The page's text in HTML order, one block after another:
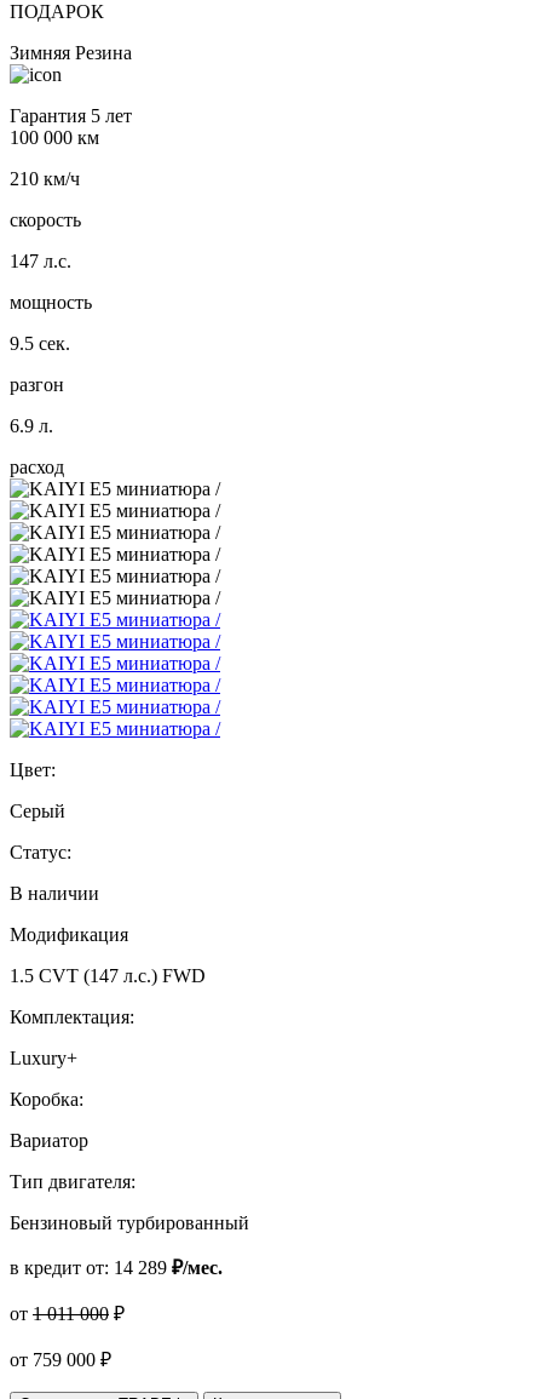
ПОДАРОК
Зимняя Резина
Гарантия 5 лет
100 000 км
210 км/ч
скорость
147 л.с.
мощность
9.5 сек.
разгон
6.9 л.
расход
Цвет:
Серый
Статус:
В наличии
Модификация
1.5 CVT (147 л.с.) FWD
Комплектация:
Luxury+
Коробка:
Вариатор
Тип двигателя:
Бензиновый турбированный
в кредит от: 14 289 ₽/мес.
от 1 011 000 ₽
от 759 000 ₽